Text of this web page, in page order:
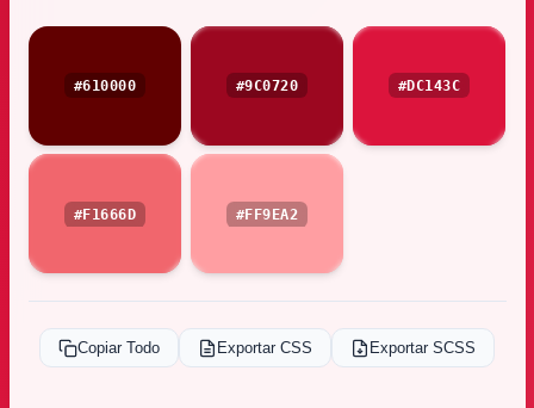
#610000 #9C0720 #DC143C
#F1666D #FF9EA2
Copiar Todo Exportar CSS Exportar SCSS